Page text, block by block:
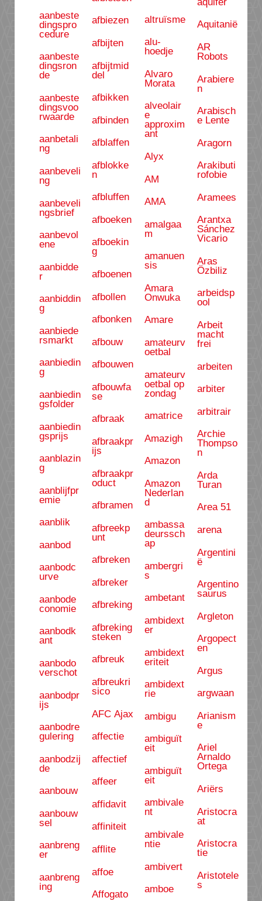
aanbeste
dingspro
cedure
aanbeste
dingsron
de
aanbeste
dingsvoo
rwaarde
aanbetali
ng
aanbeveli
ng
aanbeveli
ngsbrief
aanbevol
ene
aanbidde
r
aanbiddin
g
aanbiede
rsmarkt
aanbiedin
g
aanbiedin
gsfolder
aanbiedin
gsprijs
aanblazin
g
aanblijfpr
emie
aanblik
aanbod
aanbodc
urve
aanbode
conomie
aanbodk
ant
aanbodo
verschot
aanbodpr
ijs
aanbodre
gulering
aanbodzij
de
aanbouw
aanbouw
sel
aanbreng
er
aanbreng
ing
afbiezen
afbijten
afbijtmid
del
afbikken
afbinden
afblaffen
afblokke
n
afbluffen
afboeken
afboekin
g
afboenen
afbollen
afbonken
afbouw
afbouwen
afbouwfa
se
afbraak
afbraakpr
ijs
afbraakpr
oduct
afbramen
afbreekp
unt
afbreken
afbreker
afbreking
afbreking
steken
afbreuk
afbreukri
sico
AFC Ajax
affectie
affectief
affeer
affidavit
affiniteit
afflite
affoe
Affogato
altruïsme
alu-
hoedje
Alvaro
Morata
alveolair
e
approxim
ant
Alyx
AM
AMA
amalgaa
m
amanuen
sis
Amara
Onwuka
Amare
amateurv
oetbal
amateurv
oetbal op
zondag
amatrice
Amazigh
Amazon
Amazon
Nederlan
d
ambassa
deurssch
ap
ambergri
s
ambetant
ambidext
er
ambidext
eriteit
ambidext
rie
ambigu
ambiguït
eit
ambiguït
eit
ambivale
nt
ambivale
ntie
ambivert
amboe
Aquitanië
AR
Robots
Arabiere
n
Arabisch
e Lente
Aragorn
Arakibuti
rofobie
Aramees
Arantxa
Sánchez
Vicario
Aras
Özbiliz
arbeidsp
ool
Arbeit
macht
frei
arbeiten
arbiter
arbitrair
Archie
Thompso
n
Arda
Turan
Area 51
arena
Argentini
ë
Argentino
saurus
Argleton
Argopect
en
Argus
argwaan
Arianism
e
Ariel
Arnaldo
Ortega
Ariërs
Aristocra
at
Aristocra
tie
Aristotele
s